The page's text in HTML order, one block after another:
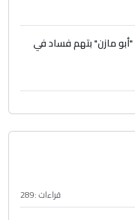
مازن" بتهم فساد في
قراءات :289